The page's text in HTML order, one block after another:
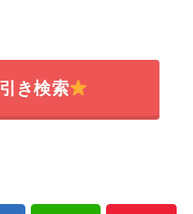
き検索